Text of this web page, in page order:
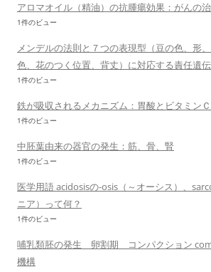
アロマオイル（精油）の抗腫瘍効果：がんの
1件のビュー
メンデルの法則と７つの表現型（豆の色、形
色、花のつく位置、背丈）に対応する責任遺
1件のビュー
鉄が吸収されるメカニズム：胃酸とビタミン
1件のビュー
中胚葉由来の器官の発生：筋、骨、腎
1件のビュー
医学用語 acidosisの-osis（～オーシス）、
ニア）って何？
1件のビュー
哺乳類胚の発生 卵割期 コンパクション
機構